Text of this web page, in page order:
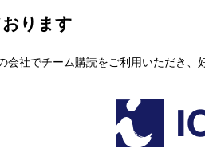
ります
社でチーム購読をご利用いただき、